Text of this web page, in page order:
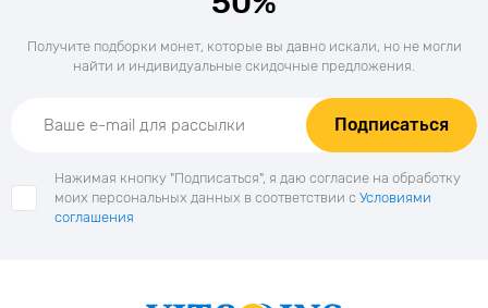
Получите подборки монет, которые вы давно искали, но не могли
найти и индивидуальные скидочные предложения.
Подписаться
Нажимая кнопку "Подписаться", я даю согласие на обработку
моих персональных данных в соответствии с Условиями
соглашения